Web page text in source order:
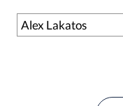
Buscar